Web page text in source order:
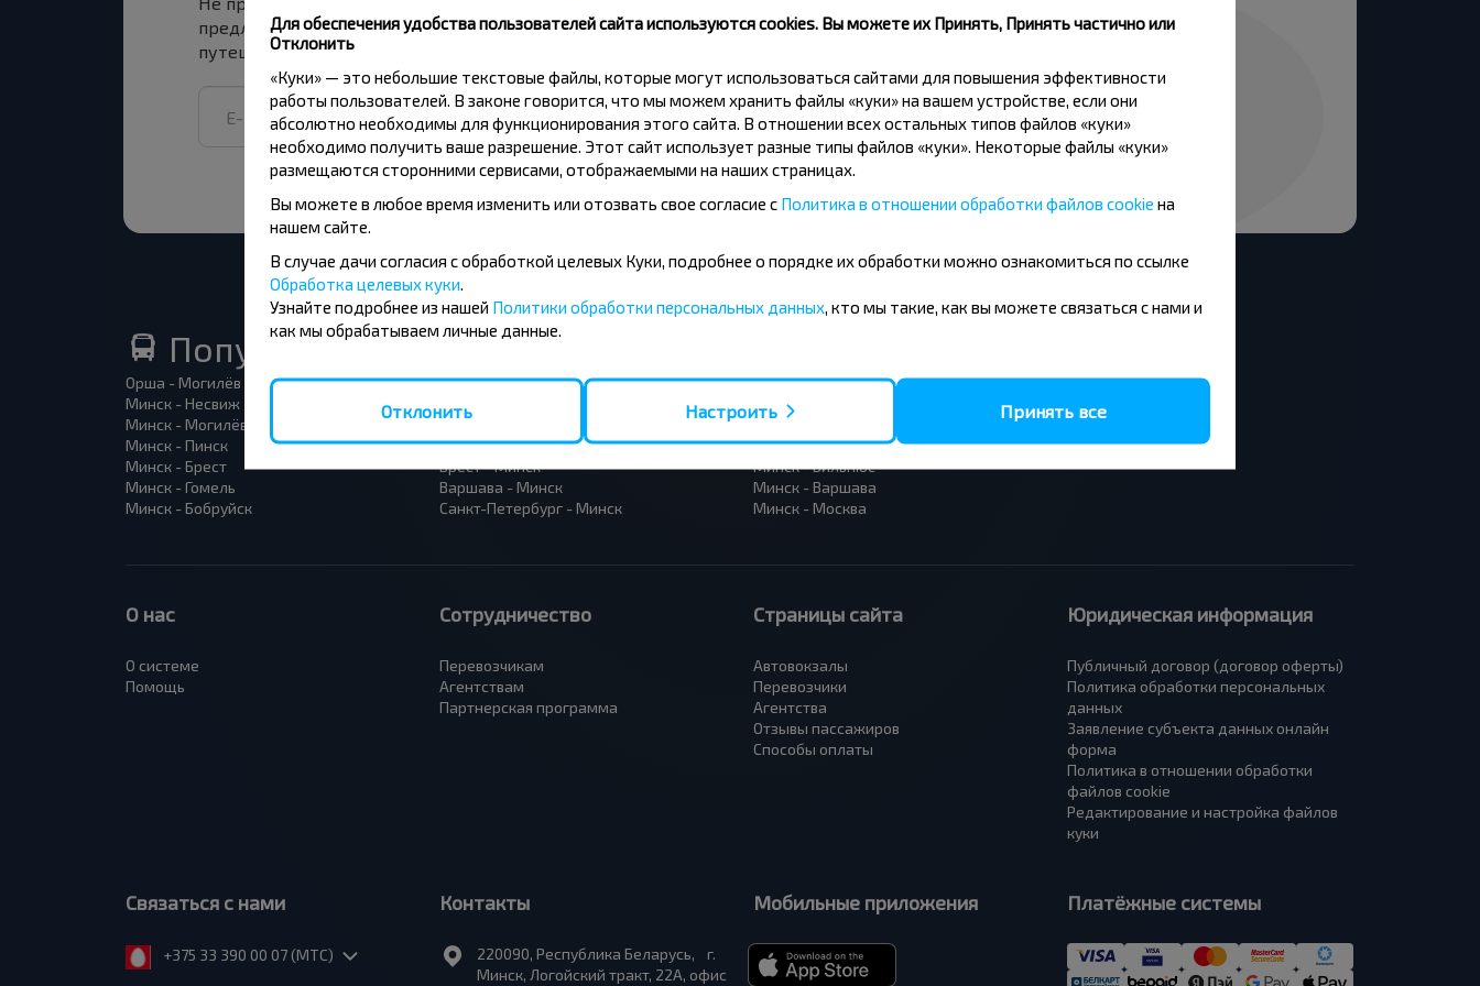
предложения INFOBUS. Подпишись на получение новостей и
путешествуй с нами дешевле!
Подписаться
Популярные автобусные направления
Орша - Могилёв
Минск - Несвиж
Минск - Могилёв
Минск - Пинск
Минск - Брест
Минск - Гомель
Минск - Бобруйск
Минск - Барановичи
Брест - Тересполь
Брест - Беловежская Пуща
Брест - Минск
Варшава - Минск
Санкт-Петербург - Минск
Вильнюс - Минск
Москва - Минск
Полоцк - Рига
Москва - Брест
Минск - Вильнюс
Минск - Варшава
Минск - Москва
Москва - Барановичи
Брест - Люблин
Брест - Варшава
О нас
О системе
Помощь
Сотрудничество
Перевозчикам
Агентствам
Партнерская программа
Страницы сайта
Автовокзалы
Перевозчики
Агентства
Отзывы пассажиров
Способы оплаты
Юридическая информация
Публичный договор (договор оферты)
Политика обработки персональных
данных
Заявление субъекта данных онлайн
форма
Политика в отношении обработки
файлов cookie
Редактирование и настройка файлов
куки
Связаться с нами
+375 33 390 00 07 (МТС)
Контакты
220090, Республика Беларусь, г.
Минск, Логойский тракт, 22А, офис
Мобильные приложения Платёжные системы
Для обеспечения удобства пользователей сайта используются cookies. Вы можете их Принять, Принять частично или
Отклонить
«Куки» — это небольшие текстовые файлы, которые могут использоваться сайтами для повышения эффективности
работы пользователей. В законе говорится, что мы можем хранить файлы «куки» на вашем устройстве, если они
абсолютно необходимы для функционирования этого сайта. В отношении всех остальных типов файлов «куки»
необходимо получить ваше разрешение. Этот сайт использует разные типы файлов «куки». Некоторые файлы «куки»
размещаются сторонними сервисами, отображаемыми на наших страницах.
Вы можете в любое время изменить или отозвать свое согласие с Политика в отношении обработки файлов cookie на
нашем сайте.
В случае дачи согласия с обработкой целевых Куки, подробнее о порядке их обработки можно ознакомиться по ссылке
Обработка целевых куки
Узнайте подробнее из нашей Политики обработки персональных данных , кто мы такие, как вы можете связаться с нами и
как мы обрабатываем личные данные.
Отклонить Настроить Принять все